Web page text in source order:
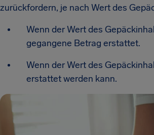
zurückfordern, je nach Wert des
Wenn der Wert des
gegangene Betrag erstattet.
Wenn der Wert des
erstattet werden kann.